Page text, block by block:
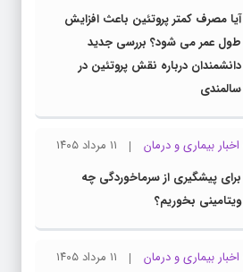
آیا مصرف کمتر پروتئین باعث افزایش
طول عمر می شود؟ بررسی جدید
دانشمندان درباره نقش پروتئین در
سالمندی
اخبار بیماری و درمان
۱۱ مرداد ۱۴۰۵
برای پیشگیری از سرماخوردگی چه
ویتامینی بخوریم؟
اخبار بیماری و درمان
۱۱ مرداد ۱۴۰۵